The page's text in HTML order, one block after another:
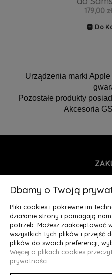
179,00 zł
Do
Urządzenia marki
Pozostałe produkty
Akcesoria
MOJE
O
Deluxury.pl
Dbamy o Twoją
Pliki cookies i pokrewne im
działanie strony i pomagają
potrzeb. Możesz zaakceptować
wszystkich tych plików i przejść
plików do swoich preferencji,
Więcej o plikach cookies
prywatności.